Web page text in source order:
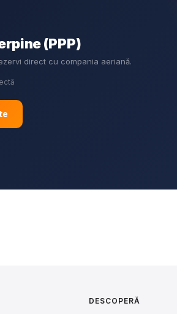
(PPP)
direct cu compania aeriană.
DESCOPERĂ